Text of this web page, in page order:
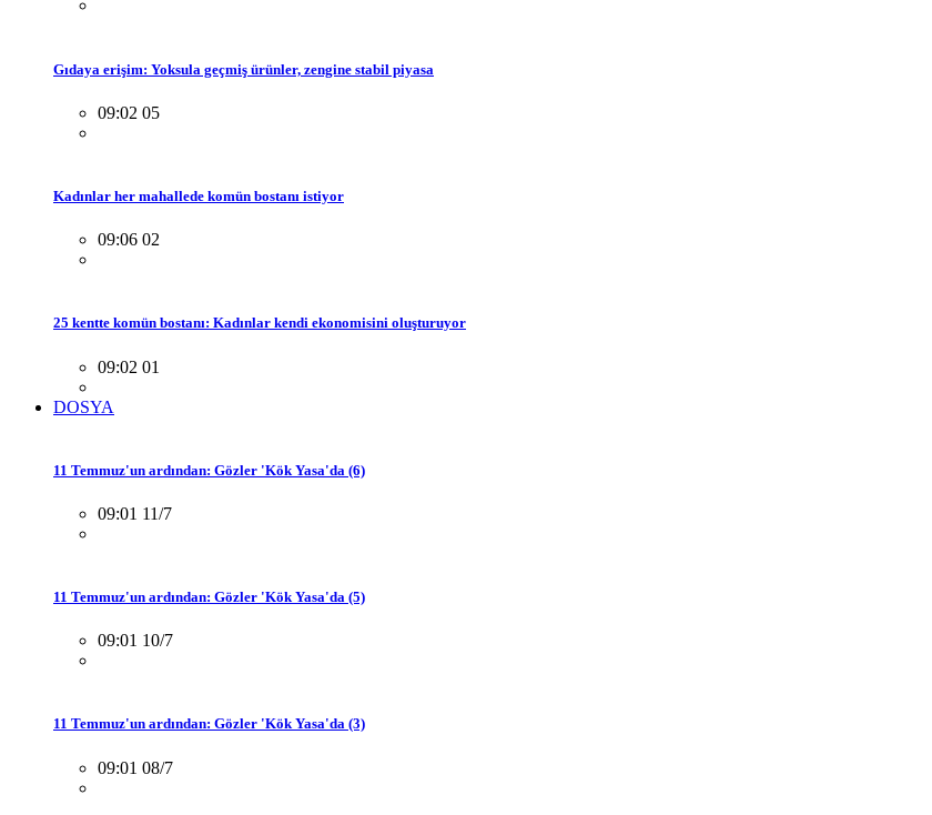
Gıdaya erişim: Yoksula geçmiş ürünler, zengine stabil piyasa
09:02 05
Kadınlar her mahallede komün bostanı istiyor
09:06 02
25 kentte komün bostanı: Kadınlar kendi ekonomisini oluşturuyor
09:02 01
DOSYA
11 Temmuz'un ardından: Gözler 'Kök Yasa'da (6)
09:01 11/7
11 Temmuz'un ardından: Gözler 'Kök Yasa'da (5)
09:01 10/7
11 Temmuz'un ardından: Gözler 'Kök Yasa'da (3)
09:01 08/7